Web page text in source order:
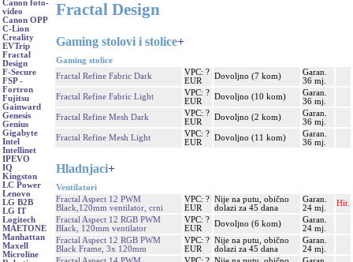
Canon foto-
video
Canon OPP
C-Lion
Creality
EVTrip
Fractal
Design
F-Secure
FSP -
Fortron
Fujitsu
Gainward
Genesis
Genius
Gigabyte
Intel
Intellinet
IPEVO
IQ
Kingston
LC Power
Lenovo
LG B2B
LG IT
Logitech
MAETONE
Manhattan
Maxell
Microline
Fractal Design
Gaming stolovi i stolice+
Gaming stolice
Fractal Refine Fabric Dark
VPC: ?
EUR
Dovoljno (7 kom)
Garan.
36 mj.
Fractal Refine Fabric Light
VPC: ?
EUR
Dovoljno (10 kom)
Garan.
36 mj.
Fractal Refine Mesh Dark
VPC: ?
EUR
Dovoljno (2 kom)
Garan.
36 mj.
Fractal Refine Mesh Light
VPC: ?
EUR
Dovoljno (11 kom)
Garan.
36 mj.
Hladnjaci+
Ventilatori
Fractal Aspect 12 PWM
Black,120mm ventilator, crni
VPC: ?
EUR
Nije na putu, obično
dolazi za 45 dana
Garan.
24 mj.
Hit.
Fractal Aspect 12 RGB PWM
Black, 120mm ventilator
VPC: ?
EUR
Dovoljno (6 kom)
Garan.
24 mj.
Fractal Aspect 12 RGB PWM
Black Frame, 3x 120mm
VPC: ?
EUR
Nije na putu, obično
dolazi za 45 dana
Garan.
24 mj.